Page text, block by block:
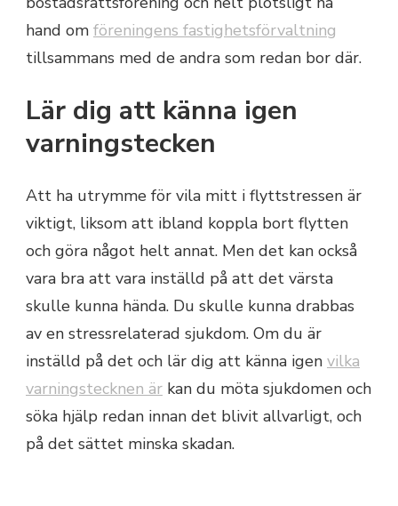
hand om föreningens fastighetsförvaltning
tillsammans med de andra som redan bor där.
Lär dig att känna igen
varningstecken
Att ha utrymme för vila mitt i flyttstressen är
viktigt, liksom att ibland koppla bort flytten
och göra något helt annat. Men det kan också
vara bra att vara inställd på att det värsta
skulle kunna hända. Du skulle kunna drabbas
av en stressrelaterad sjukdom. Om du är
inställd på det och lär dig att känna igen vilka
varningstecknen är kan du möta sjukdomen och
söka hjälp redan innan det blivit allvarligt, och
på det sättet minska skadan.